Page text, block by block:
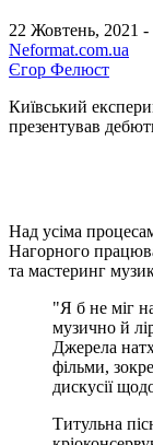
22 Жовтень, 2021 -
Neformat.com.ua
Єгор Фелюст
Київський
презентував
Над усіма
Нагорного
та мастеринг
"Я б не міг
музично й
Джерела
фільми,
дискусії
Титульна